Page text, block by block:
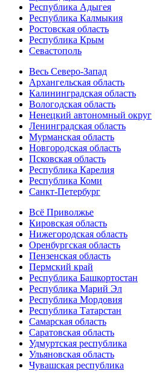
Республика Адыгея
Республика Калмыкия
Ростовская область
Республика Крым
Севастополь
Весь Северо-Запад
Архангельская область
Калининградская область
Вологодская область
Ненецкий автономный округ
Ленинградская область
Мурманская область
Новгородская область
Псковская область
Республика Карелия
Республика Коми
Санкт-Петербург
Всё Приволжье
Кировская область
Нижегородская область
Оренбургская область
Пензенская область
Пермский край
Республика Башкортостан
Республика Марий Эл
Республика Мордовия
Республика Татарстан
Самарская область
Саратовская область
Удмуртская республика
Ульяновская область
Чувашская республика